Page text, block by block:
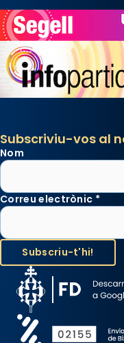
Subscriviu-vos al
Nom
Correu electrònic *